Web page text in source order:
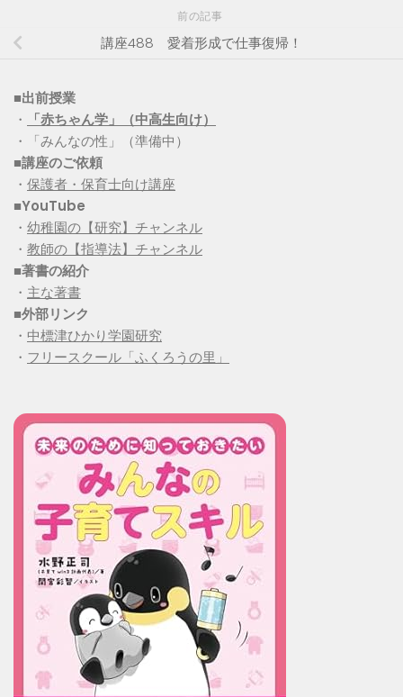
前の記事
講座488 愛着形成で仕事復帰！
■出前授業
・
「赤ちゃん学」（中高生向け）
・「みんなの性」（準備中）
■講座のご依頼
・ 保護者・保育士向け講座
■YouTube
・ 幼稚園の【研究】チャンネル
・ 教師の【指導法】チャンネル
■著書の紹介
・ 主な著書
■外部リンク
・ 中標津ひかり学園研究
・ フリースクール「ふくろうの里」